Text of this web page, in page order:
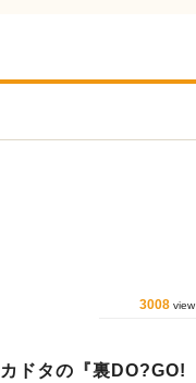
3008 view
ドタの『裏DO?GO!